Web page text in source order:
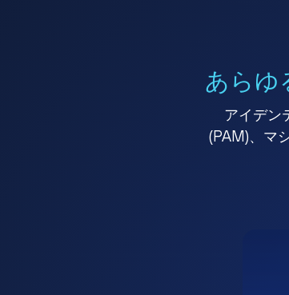
あらゆ
アイデン
(PAM)、マ